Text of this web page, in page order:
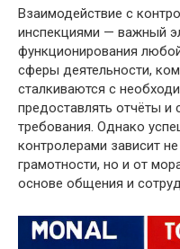
Взаимодействие с
инспекциями — важный
функционирования
сферы деятельности,
сталкиваются с
предоставлять отчёты
требования. Однако
контролерами зависит
грамотности, но и от
основе общения и